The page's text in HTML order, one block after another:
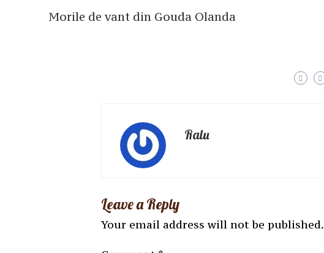
Morile de vant din Gouda Olanda
Ralu
Leave a Reply
Your email address will not be published.